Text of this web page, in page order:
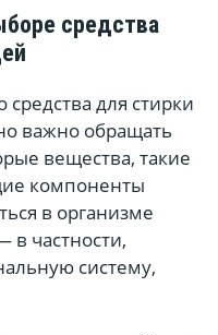
средства
для стирки
важно обращать
вещества, такие
компоненты
в организме
в частности,
систему,